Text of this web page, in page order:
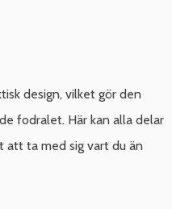
design, vilket gör den
fodralet. Här kan alla delar
att ta med sig vart du än